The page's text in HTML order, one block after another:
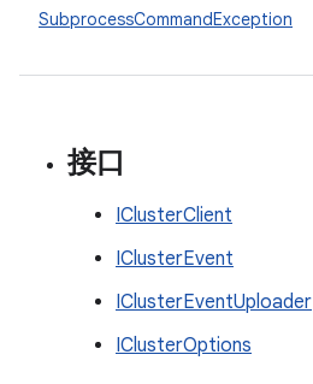
SubprocessCommandException
接口
IClusterClient
IClusterEvent
IClusterEventUploader
IClusterOptions